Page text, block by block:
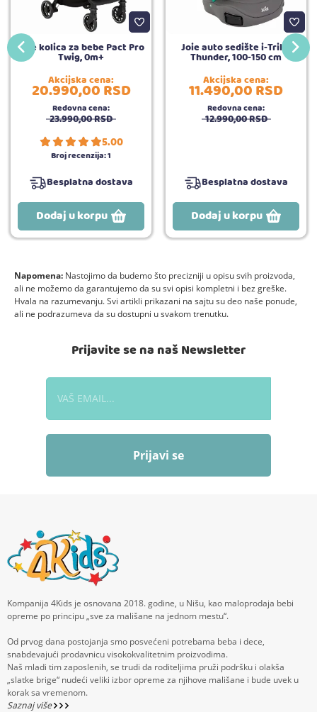
Joie kolica za bebe Pact Pro
Twig, 0m+
Akcijska cena:
20.990,00RSD
Redovna cena:
23.990,00RSD
5.00
Broj recenzija:1
Besplatna dostava
Dodaj u korpu
Joie auto sedište i-Trillo
Thunder, 100-150 cm
Akcijska cena:
11.490,00RSD
Redovna cena:
12.990,00RSD
Besplatna dostava
Dodaj u korpu
Napomena: Nastojimo da budemo što precizniji u opisu svih proizvoda,
ali ne možemo da garantujemo da su svi opisi kompletni i bez greške.
Hvala na razumevanju. Svi artikli prikazani na sajtu su deo naše ponude,
ali ne podrazumeva da su dostupni u svakom trenutku.
Prijavite se na naš Newsletter
Prijavi se
Kompanija 4Kids je osnovana 2018. godine, u Nišu, kao maloprodaja bebi
opreme po principu „sve za mališane na jednom mestu“.
Od prvog dana postojanja smo posvećeni potrebama beba i dece,
snabdevajući prodavnicu visokokvalitetnim proizvodima.
Naš mladi tim zaposlenih, se trudi da roditeljima pruži podršku i olakša
„slatke brige“ nudeći veliki izbor opreme za njihove mališane i bude uvek u
korak sa vremenom.
Saznaj više